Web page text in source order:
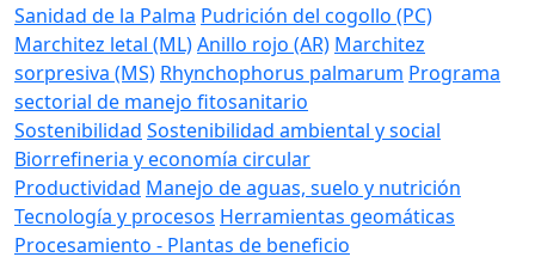
Sanidad de la Palma Pudrición del cogollo (PC)
Marchitez letal (ML)Anillo rojo (AR) Marchitez
sorpresiva (MS) Rhynchophorus palmarum Programa
sectorial de manejo fitosanitario
Sostenibilidad Sostenibilidad ambiental y social
Biorrefineria y economía circular
Productividad Manejo de aguas, suelo y nutrición
Tecnología y procesos Herramientas geomáticas
Procesamiento - Plantas de beneficio